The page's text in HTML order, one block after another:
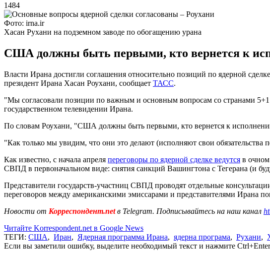
1484
Фото: irna.ir
Хасан Рухани на подземном заводе по обогащению урана
США должны быть первыми, кто вернется к
Власти Ирана достигли соглашения относительно позиций по ядерной
президент Ирана Хасан Роухани, сообщает ТАСС.
"Мы согласовали позиции по важным и основным вопросам со странами
государственном телевидении Ирана.
По словам Роухани, "США должны быть первыми, кто вернется к
"Как только мы увидим, что они это делают (исполняют свои обязательства
Как известно, с начала апреля переговоры по ядерной сделке ведутся в
СВПД в первоначальном виде: снятия санкций Вашингтона с Тегерана (и
Представители государств-участниц СВПД проводят отдельные
переговоров между американскими эмиссарами и представителями Ирана
Новости от Корреспондент.netв Telegram. Подписывайтесь на наш канал
Читайте Korrespondent.net в Google News
ТЕГИ: США, Иран, Ядерная программа Ирана, ядерна програма, Рухани,
Если вы заметили ошибку, выделите необходимый текст и нажмите